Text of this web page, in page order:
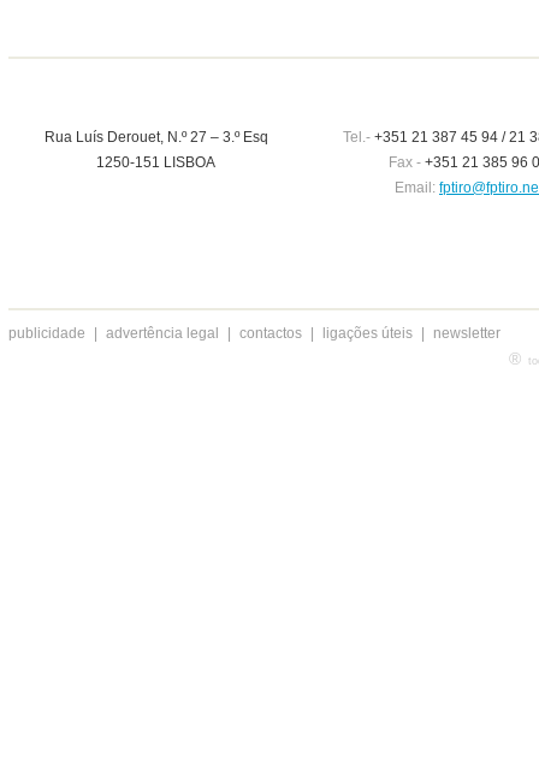
Rua Luís Derouet, N.º 27 – 3.º Esq
1250-151 LISBOA
Tel.-+351 21 387 45 94 / 21
Fax - +351 21 385 96
Email:
publicidade advertência legal contactos ligações úteis newsletter
®